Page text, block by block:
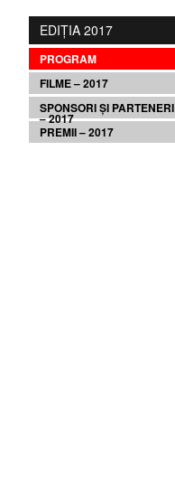
EDIȚIA 2017
PROGRAM
FILME – 2017
SPONSORI ȘI PARTENERI
– 2017
PREMII – 2017